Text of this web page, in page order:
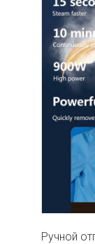
Ручной